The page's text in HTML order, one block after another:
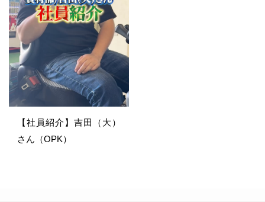
【社員紹介】吉田（大）
さん（OPK）